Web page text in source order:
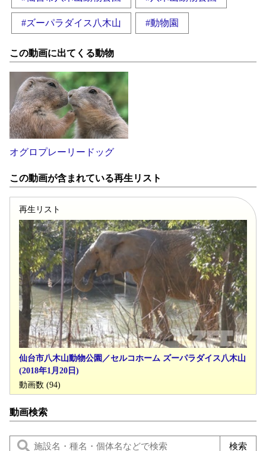
#ズーパラダイス八木山 #動物園
この動画に出てくる動物
オグロプレーリードッグ
この動画が含まれている再生リスト
再生リスト
仙台市八木山動物公園／セルコホーム ズーパラダイス八木山
(2018年1月20日)
動画数 (94)
動画検索